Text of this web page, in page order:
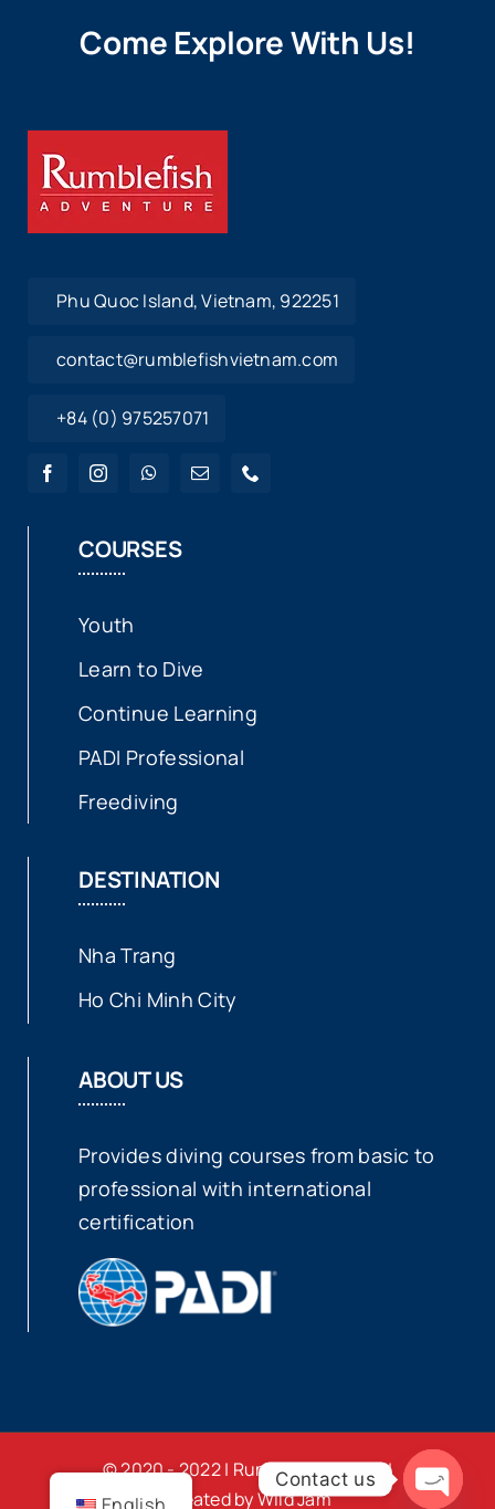
Come Explore With Us!
Phu Quoc Island, Vietnam, 922251
contact@rumblefishvietnam.com
+84 (0) 975257071
COURSES
Youth
Learn to Dive
Continue Learning
PADI Professional
Freediving
DESTINATION
Nha Trang
Ho Chi Minh City
ABOUT US
Provides diving courses from basic to
professional with international
certification
© 2020 - 2022 | Rumblefish Divers |
Created by Wild Jam
Contact us